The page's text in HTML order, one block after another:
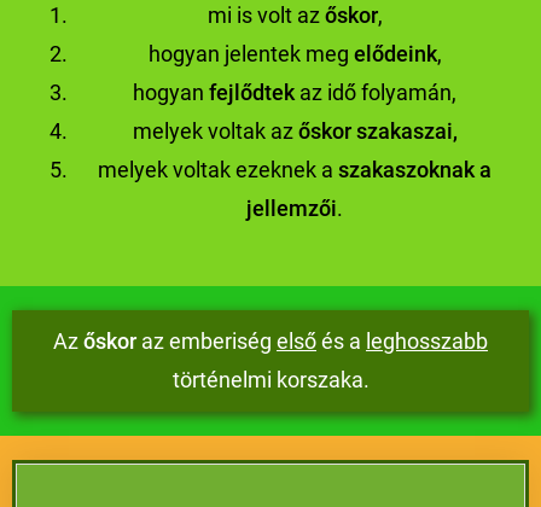
mi is volt az őskor,
hogyan jelentek meg elődeink,
hogyan fejlődtek az idő folyamán,
melyek voltak az őskor szakaszai,
melyek voltak ezeknek a szakaszoknak a
jellemzői.
Azőskor az emberiség e lsőés a leghosszabb
történelmi korszaka.